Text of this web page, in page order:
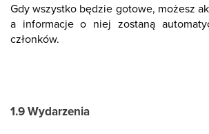
Gdy wszystko będzie gotowe, możesz
a informacje o niej zostaną
członków.
1.9 Wydarzenia